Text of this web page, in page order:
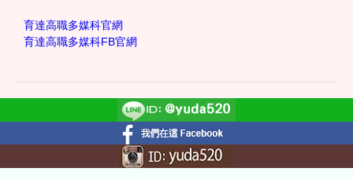
育達高職多媒科官網
育達高職多媒科FB官網